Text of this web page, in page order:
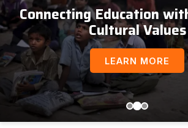
Education, Awareness
Development
LEARN MORE